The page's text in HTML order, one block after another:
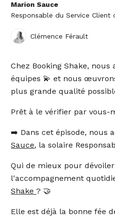
Marion Sauce
Responsable du Service Client
Clémence Férault
Chez Booking Shake,
équipes 💫 et nous
plus grande qualité
Prêt à le vérifier par vous-
➡️ Dans cet épisode, nous
Sauce, la solaire
Qui de mieux pour
l'accompagnement
Shake? 🤝
Elle est déjà la bonne fée